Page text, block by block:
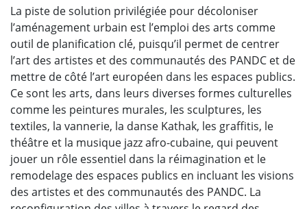
La piste de solution privilégiée pour décoloniser
l’aménagement urbain est l’emploi des arts comme
outil de planification clé, puisqu’il permet de centrer
l’art des artistes et des communautés des PANDC et de
mettre de côté l’art européen dans les espaces publics.
Ce sont les arts, dans leurs diverses formes culturelles
comme les peintures murales, les sculptures, les
textiles, la vannerie, la danse Kathak, les graffitis, le
théâtre et la musique jazz afro-cubaine, qui peuvent
jouer un rôle essentiel dans la réimagination et le
remodelage des espaces publics en incluant les visions
des artistes et des communautés des PANDC. La